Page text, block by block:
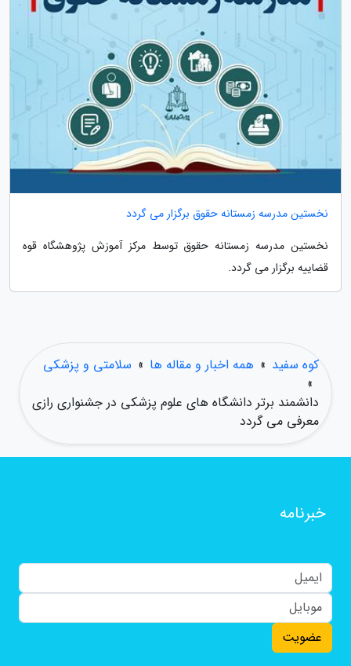
نخستین مدرسه زمستانه حقوق برگزار می گردد
نخستین مدرسه زمستانه حقوق توسط مرکز آموزش پژوهشگاه قوه
قضاییه برگزار می گردد.
کوه سفید » همه اخبار و مقاله ها » سلامتی و پزشکی
»
دانشمند برتر دانشگاه های علوم پزشکی در جشنواری رازی
معرفی می گردد
خبرنامه
عضویت